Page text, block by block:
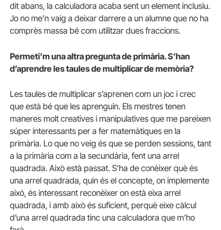
dit abans, la calculadora acaba sent un element inclusiu.
Jo no me’n vaig a deixar darrere a un alumne que no ha
comprès massa bé com utilitzar dues fraccions.
Permeti’m una altra pregunta de primària. S’han
d’aprendre les taules de multiplicar de memòria?
Les taules de multiplicar s’aprenen com un joc i crec
que està bé que les aprenguin. Els mestres tenen
maneres molt creatives i manipulatives que me pareixen
súper interessants per a fer matemàtiques en la
primària. Lo que no veig és que se perden sessions, tant
a la primària com a la secundària, fent una arrel
quadrada. Això està passat. S’ha de conèixer què és
una arrel quadrada, quin és el concepte, on implemente
això, és interessant reconèixer on està eixa arrel
quadrada, i amb això és suficient, perquè eixe càlcul
d’una arrel quadrada tinc una calculadora que m’ho